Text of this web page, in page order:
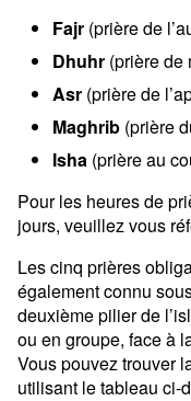
Fajr (prière de
Dhuhr (prière de
Asr (prière de
Maghrib (prière
Isha (prière au
Pour les heures de
jours, veuillez vous
Les cinq prières
également connu
deuxième pilier de
ou en groupe, face à
Vous pouvez trouver
utilisant le tableau ci-